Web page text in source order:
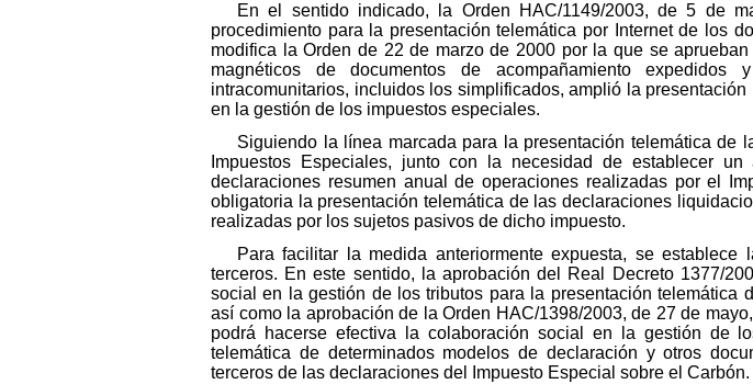
En el sentido indicado, la Orden HAC/1149/2003, de 5 de
procedimiento para la presentación telemática por Internet de los
modifica la Orden de 22 de marzo de 2000 por la que se
magnéticos de documentos de acompañamiento
intracomunitarios, incluidos los simplificados, amplió la
en la gestión de los impuestos especiales.
Siguiendo la línea marcada para la presentación telemática de
Impuestos Especiales, junto con la necesidad de establecer
declaraciones resumen anual de operaciones realizadas por el
obligatoria la presentación telemática de las declaraciones
realizadas por los sujetos pasivos de dicho impuesto.
Para facilitar la medida anteriormente expuesta, se
terceros. En este sentido, la aprobación del Real Decreto 1377/
social en la gestión de los tributos para la presentación telemática
así como la aprobación de la Orden HAC/1398/2003, de 27 de
podrá hacerse efectiva la colaboración social en la gestión de
telemática de determinados modelos de declaración y otros
terceros de las declaraciones del Impuesto Especial sobre el Carbón.